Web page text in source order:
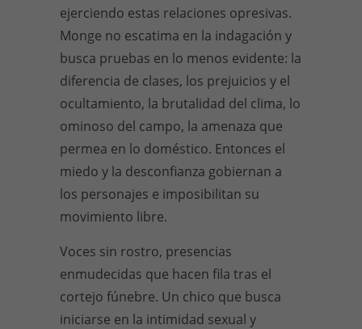
ejerciendo estas relaciones opresivas.
Monge no escatima en la indagación y
busca pruebas en lo menos evidente: la
diferencia de clases, los prejuicios y el
ocultamiento, la brutalidad del clima, lo
ominoso del campo, la amenaza que
permea en lo doméstico. Entonces el
miedo y la desconfianza gobiernan a
los personajes e imposibilitan su
movimiento libre.
Voces sin rostro, presencias
enmudecidas que hacen fila tras el
cortejo fúnebre. Un chico que busca
iniciarse en la intimidad sexual y